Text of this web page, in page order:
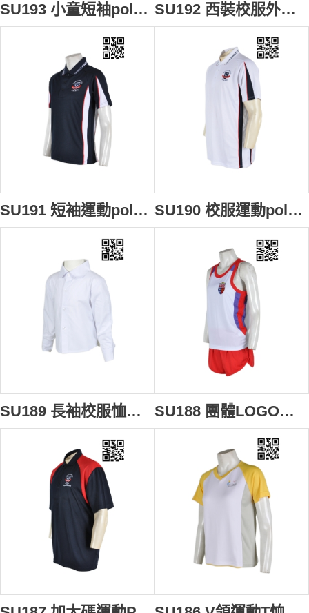
SU193 小童短袖polo上衣 設計訂造 兒童Polo訂做 小童軍制服polo衫 校服制服polo衫 校服polo衫公司 SU192 西裝校服外套 來版訂製 幼稚園西裝外套 校服西裝外套設計 西裝外套配搭 校服外套生產商
SU191 短袖運動polo上衣 度身訂做 LOGO繡花校服polo衫 polo衫選擇 polo批發商 SU190 校服運動polo上衣 來款訂製 加大碼運動polo衫 polo衫款式設計 polo衫生產廠家
SU189 長袖校服恤衫 在線訂購 幼稚園恤衫 制服恤衫設計恤衫 恤衫配搭 恤衫專門店 SU188 團體LOGO繡花運動套裝 度身訂製 田徑運動校服 運動款式校服設計 校服運動套裝應商